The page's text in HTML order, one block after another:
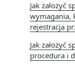
Jak założyć
wymagania,
rejestracja
Jak założyć
procedura i